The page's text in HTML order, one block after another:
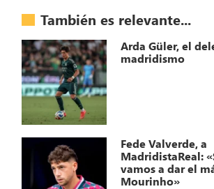
También es relevante...
Arda Güler, el
madridismo
Fede Valverde, a
MadridistaReal:
vamos a dar el
Mourinho»